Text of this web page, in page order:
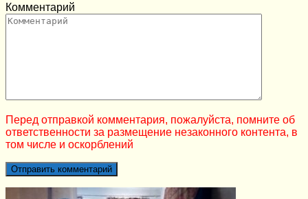
Комментарий
Перед отправкой комментария, пожалуйста, помните об
ответственности за размещение незаконного контента, в
том числе и оскорблений